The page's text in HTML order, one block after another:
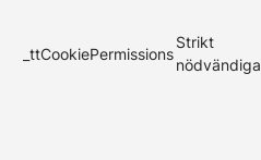
_ttCookiePermissions
Strikt
nödvändiga